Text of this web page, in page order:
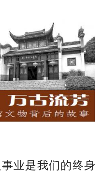
业是我们的终身